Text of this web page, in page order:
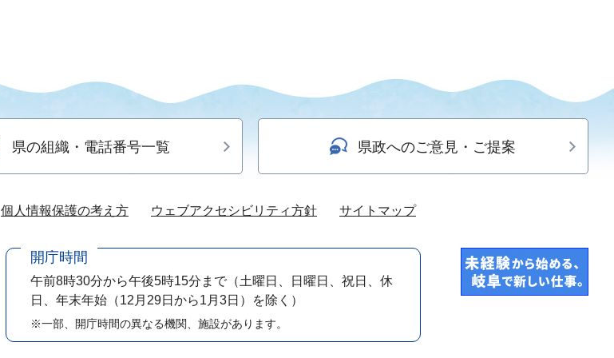
県の組織・電話番号一覧 県政へのご意見・ご提案
個人情報保護の考え方 ウェブアクセシビリティ方針 サイトマップ
開庁時間
午前8時30分から午後5時15分まで （土曜日、日曜日、祝日、休
日、年末年始（12月29日から1月3日）を除く）
※一部、開庁時間の異なる機関、施設があります。